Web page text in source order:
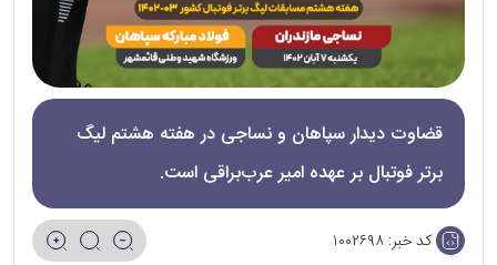
قضاوت دیدار سپاهان و نساجی در هفته هشتم لیگ
برتر فوتبال بر عهده امیر عرب‌براقی است.
کد خبر: ۱۰۰۲۶۹۸